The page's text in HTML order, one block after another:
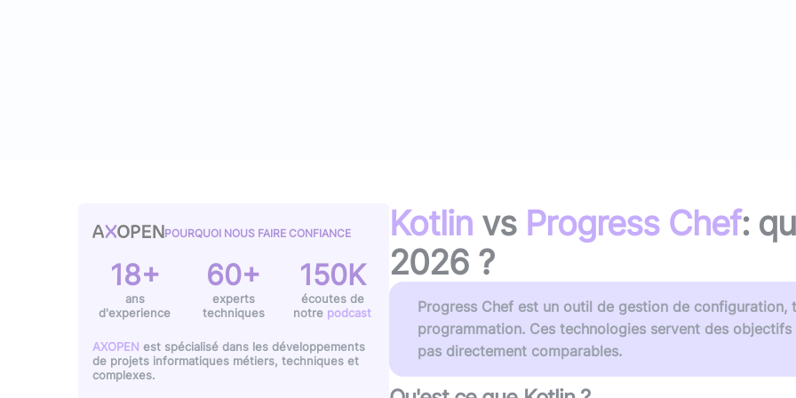
Écouter
Lire le
POURQUOI NOUS FAIRE CONFIANCE
18+
ans
d'experience
60+
experts
techniques
150K
écoutes de
notre podcast
AXOPEN est spécialisé dans les développements
de projets informatiques métiers, techniques et
complexes.
Kotlin vs Progress Chef:
2026 ?
Progress Chef est un outil de gestion de configuration,
programmation. Ces technologies servent des
pas directement comparables.